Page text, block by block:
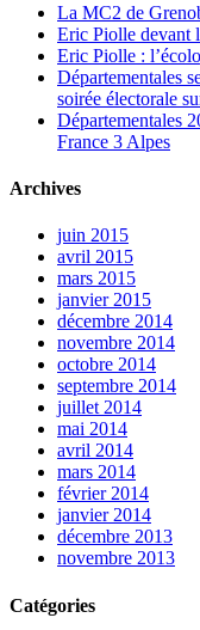
La MC2 de
Eric Piolle devant
Eric Piolle :
Départementales
soirée électorale
Départementales
France 3 Alpes
Archives
juin 2015
avril 2015
mars 2015
janvier 2015
décembre 2014
novembre 2014
octobre 2014
septembre 2014
juillet 2014
mai 2014
avril 2014
mars 2014
février 2014
janvier 2014
décembre 2013
novembre 2013
Catégories